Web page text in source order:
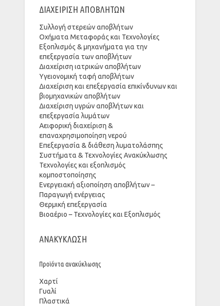
ΔΙΑΧΕΙΡΙΣΗ ΑΠΟΒΛΗΤΩΝ
Συλλογή στερεών αποβλήτων
Οχήματα Μεταφοράς και Τεχνολογίες
Εξοπλισμός & μηχανήματα για την
επεξεργασία των αποβλήτων
Διαχείριση ιατρικών αποβλήτων
Υγειονομική ταφή αποβλήτων
Διαχείριση και επεξεργασία επικίνδυνων και
βιομηχανικών αποβλήτων
Διαχείριση υγρών αποβλήτων και
επεξεργασία λυμάτων
Αειφορική διαχείριση &
επαναχρησιμοποίηση νερού
Επεξεργασία & διάθεση λυματολάσπης
Συστήματα & Τεχνολογίες Ανακύκλωσης
Τεχνολογίες και εξοπλισμός
κομποστοποίησης
Ενεργειακή αξιοποίηση αποβλήτων –
Παραγωγή ενέργειας
Θερμική επεξεργασία
Βιοαέριο – Τεχνολογίες και Εξοπλισμός
ΑΝΑΚΥΚΛΩΣΗ
Προϊόντα ανακύκλωσης
Χαρτί
Γυαλί
Πλαστικά